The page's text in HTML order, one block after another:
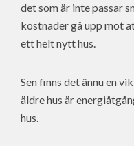
det som är inte passar
kostnader gå upp mot
ett helt nytt hus.
Sen finns det ännu en
äldre hus är
hus.